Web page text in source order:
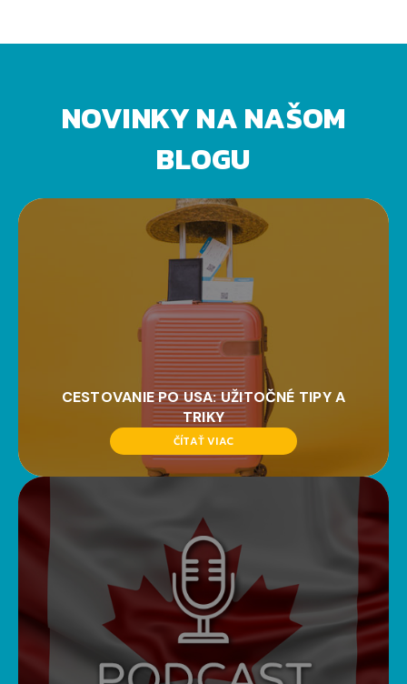
NOVINKY NA NAŠOM
BLOGU
CESTOVANIE PO USA: UŽITOČNÉ TIPY A
TRIKY
ČÍTAŤ VIAC